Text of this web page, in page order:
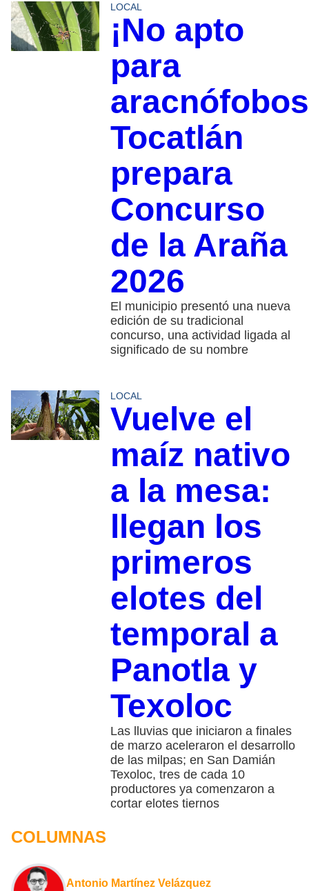
LOCAL
¡No apto
para
Tocatlán
prepara
Concurso
de la Araña
2026
El municipio presentó una nueva
edición de su tradicional
concurso, una actividad ligada al
significado de su nombre
LOCAL
Vuelve el
maíz nativo
a la mesa:
llegan los
primeros
elotes del
temporal a
Panotla y
Texoloc
Las lluvias que iniciaron a finales
de marzo aceleraron el desarrollo
de las milpas; en San Damián
Texoloc, tres de cada 10
productores ya comenzaron a
cortar elotes tiernos
COLUMNAS
Antonio Martínez Velázquez